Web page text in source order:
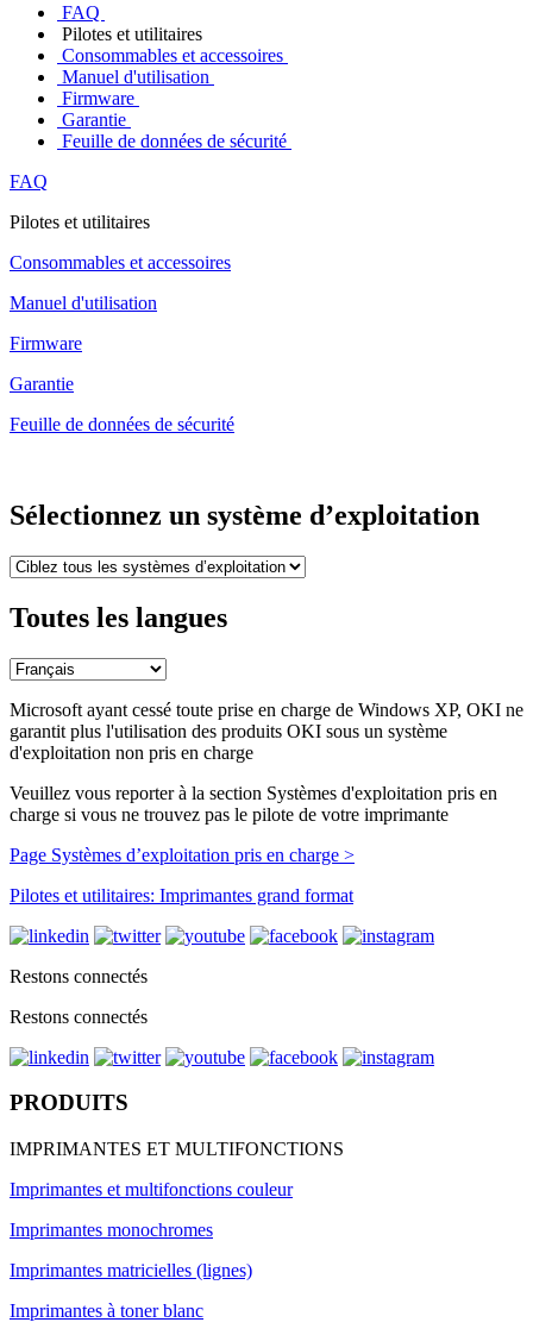
FAQ
Pilotes et utilitaires
Consommables et accessoires
Manuel d'utilisation
Firmware
Garantie
Feuille de données de sécurité
FAQ
Pilotes et utilitaires
Consommables et accessoires
Manuel d'utilisation
Firmware
Garantie
Feuille de données de sécurité
Sélectionnez un système d’exploitation
Toutes les langues
Microsoft ayant cessé toute prise en charge de Windows XP, OKI ne
garantit plus l'utilisation des produits OKI sous un système
d'exploitation non pris en charge
Veuillez vous reporter à la section Systèmes d'exploitation pris en
charge si vous ne trouvez pas le pilote de votre imprimante
Page Systèmes d’exploitation pris en charge >
Pilotes et utilitaires: Imprimantes grand format
Restons connectés
Restons connectés
PRODUITS
IMPRIMANTES ET MULTIFONCTIONS
Imprimantes et multifonctions couleur
Imprimantes monochromes
Imprimantes matricielles (lignes)
Imprimantes à toner blanc